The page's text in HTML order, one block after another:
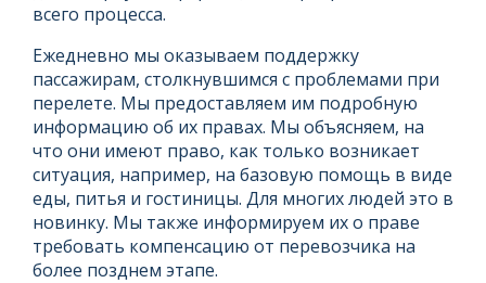
всего процесса.
Ежедневно мы оказываем поддержку
пассажирам, столкнувшимся с проблемами при
перелете. Мы предоставляем им подробную
информацию об их правах. Мы объясняем, на
что они имеют право, как только возникает
ситуация, например, на базовую помощь в виде
еды, питья и гостиницы. Для многих людей это в
новинку. Мы также информируем их о праве
требовать компенсацию от перевозчика на
более позднем этапе.